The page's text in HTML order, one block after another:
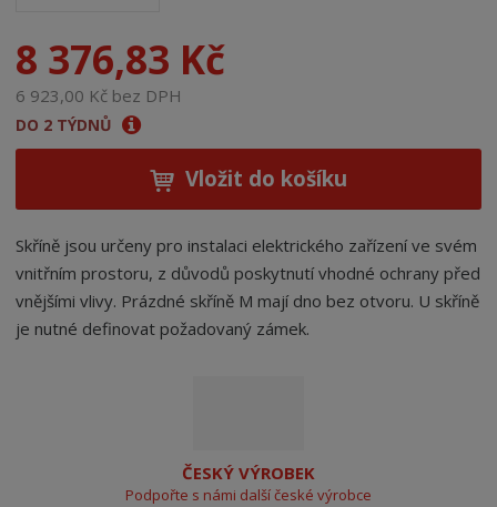
8 376,83 Kč
6 923,00 Kč bez DPH
DO 2 TÝDNŮ
Vložit do košíku
Skříně jsou určeny pro instalaci elektrického zařízení ve svém
vnitřním prostoru, z důvodů poskytnutí vhodné ochrany před
vnějšími vlivy. Prázdné skříně M mají dno bez otvoru. U skříně
je nutné definovat požadovaný zámek.
ČESKÝ VÝROBEK
Podpořte s námi další české výrobce